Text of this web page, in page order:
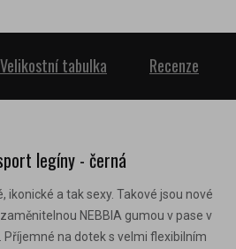
Velikostní tabulka Recenze
legíny - černá
ikonické a tak sexy. Takové jsou nové
NEBBIA gumou v pase v
Příjemné na dotek s velmi flexibilním